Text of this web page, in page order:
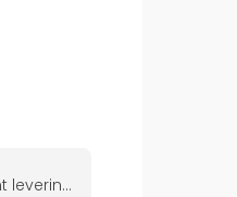
Ikke på eget- eller leverandørs lager (ukjent leveringstid)